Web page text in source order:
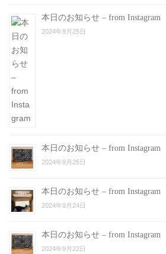
本日のお知らせ – from Instagram
2024年9月25日
本日のお知らせ – from Instagram
2024年9月25日
本日のお知らせ – from Instagram
2024年9月24日
本日のお知らせ – from Instagram
2024年9月22日